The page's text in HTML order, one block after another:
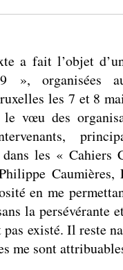
a fait l’objet
», organisées
les 7 et 8
le vœu des
dans les « Cahiers
Caumières,
en me
la persévérante
existé. Il reste
me sont